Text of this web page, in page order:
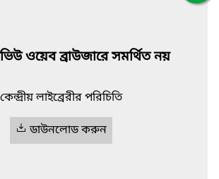
ওয়েব ব্রাউজারে সমর্থিত নয়
কেন্দ্রীয় লাইব্রেরীর পরিচিতি
ডাউনলোড করুন